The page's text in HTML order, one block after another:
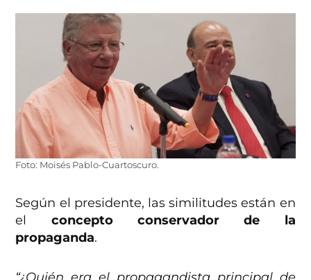
Foto: Moisés Pablo-Cuartoscuro.
Según el presidente, las similitudes están en
el concepto conservador de la
propaganda.